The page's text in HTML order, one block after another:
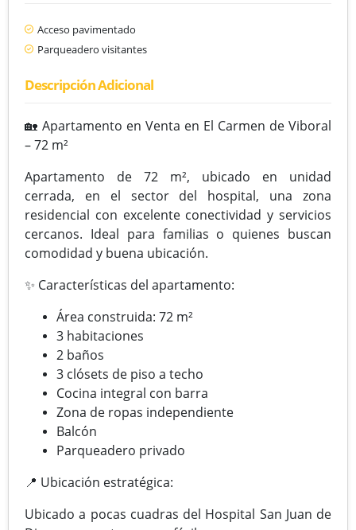
Acceso pavimentado
Parqueadero visitantes
Descripción Adicional
🏡 Apartamento en Venta en El Carmen de Viboral
– 72 m²
Apartamento de 72 m², ubicado en unidad
cerrada, en el sector del hospital, una zona
residencial con excelente conectividad y servicios
cercanos. Ideal para familias o quienes buscan
comodidad y buena ubicación.
✨ Características del apartamento:
Área construida: 72 m²
3 habitaciones
2 baños
3 clósets de piso a techo
Cocina integral con barra
Zona de ropas independiente
Balcón
Parqueadero privado
📍 Ubicación estratégica:
Ubicado a pocas cuadras del Hospital San Juan de